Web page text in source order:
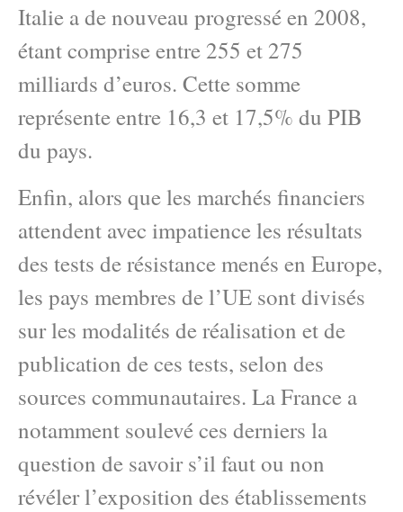
Italie a de nouveau progressé en 2008,
étant comprise entre 255 et 275
milliards d’euros. Cette somme
représente entre 16,3 et 17,5% du PIB
du pays.
Enfin, alors que les marchés financiers
attendent avec impatience les résultats
des tests de résistance menés en Europe,
les pays membres de l’UE sont divisés
sur les modalités de réalisation et de
publication de ces tests, selon des
sources communautaires. La France a
notamment soulevé ces derniers la
question de savoir s’il faut ou non
révéler l’exposition des établissements